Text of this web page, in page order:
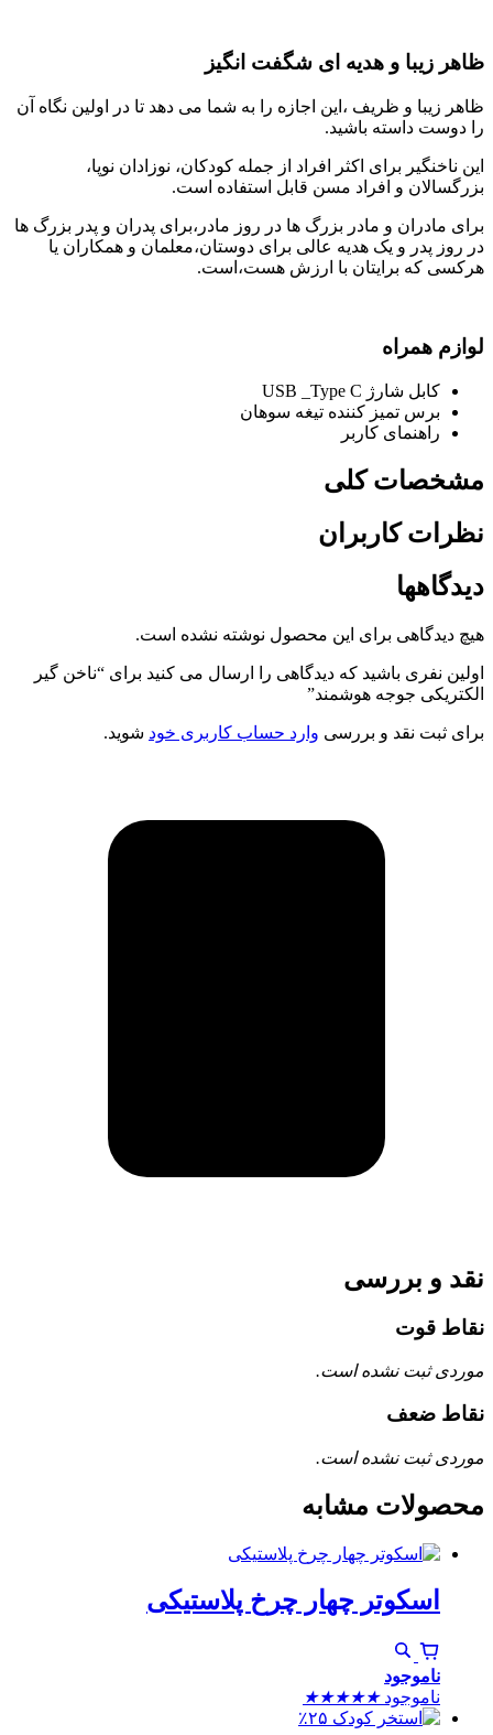
ظاهر زیبا و هدیه ای شگفت انگیز
ظاهر زیبا و ظریف ،این اجازه را به شما می دهد تا در اولین نگاه آن
را دوست داسته باشید.
این ناخنگیر برای اکثر افراد از جمله کودکان، نوزادان نوپا،
بزرگسالان و افراد مسن قابل استفاده است.
برای مادران و مادر بزرگ ها در روز مادر،برای پدران و پدر بزرگ ها
در روز پدر و یک هدیه عالی برای دوستان،معلمان و همکاران یا
هرکسی که برایتان با ارزش هست،است.
لوازم همراه
کابل شارژ USB _Type C
برس تمیز کننده تیغه سوهان
راهنمای کاربر
مشخصات کلی
نظرات کاربران
دیدگاهها
هیچ دیدگاهی برای این محصول نوشته نشده است.
اولین نفری باشید که دیدگاهی را ارسال می کنید برای “ناخن گیر
الکتریکی جوجه هوشمند”
برای ثبت نقد و بررسی وارد حساب کاربری خود شوید.
نقد و بررسی
نقاط قوت
موردی ثبت نشده است.
نقاط ضعف
موردی ثبت نشده است.
محصولات مشابه
اسکوتر چهار چرخ پلاستیکی
ناموجود
ناموجود ★
★
★
★
★
٪۲۵